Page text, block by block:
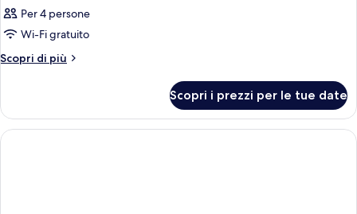
Per 4 persone
Wi-Fi gratuito
Scopri di più
Altri
Scopri i prezzi per le tue date